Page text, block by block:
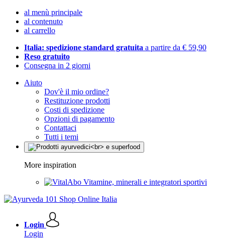
al menù principale
al contenuto
al carrello
Italia: spedizione standard gratuita a partire da € 59,90
Reso gratuito
Consegna in 2 giorni
Aiuto
Dov'è il mio ordine?
Restituzione prodotti
Costi di spedizione
Opzioni di pagamento
Contattaci
Tutti i temi
More inspiration
Vitamine, minerali e integratori sportivi
Login
Login